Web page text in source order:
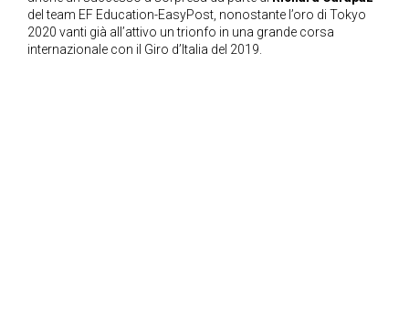
del team EF Education-EasyPost, nonostante l’oro di Tokyo
2020 vanti già all’attivo un trionfo in una grande corsa
internazionale con il Giro d’Italia del 2019.